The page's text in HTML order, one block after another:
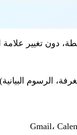
الرسوم البيانية)